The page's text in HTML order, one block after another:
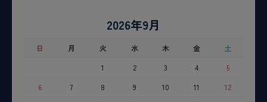
2026年9月
日 月 火 水 木 金
土
1
2 3 4
5
6
7 8 9 10 11
12